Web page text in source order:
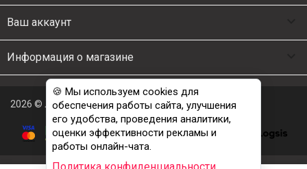
Ваш аккаунт
Информация о магазине
2026 © Люкс Постель
🍪 Мы используем cookies для
обеспечения работы сайта, улучшения
его удобства, проведения аналитики,
оценки эффективности рекламы и
работы онлайн-чата.